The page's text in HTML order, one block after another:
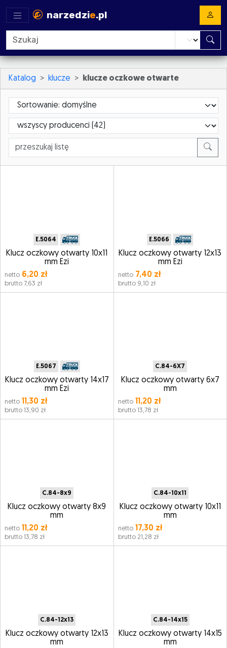
narzedzie.pl
Katalog klucze klucze oczkowe otwarte
Sortowanie
ProducerId
E.5064
Klucz oczkowy otwarty 10x11
mm Ezi
netto 6,20 zł
brutto 7,63 zł
E.5066
Klucz oczkowy otwarty 12x13
mm Ezi
netto7,40 zł
brutto 9,10 zł
E.5067
Klucz oczkowy otwarty 14x17
mm Ezi
netto 11,30 zł
brutto 13,90 zł
C.84-6X7
Klucz oczkowy otwarty 6x7
mm
netto11,20 zł
brutto 13,78 zł
C.84-8x9
Klucz oczkowy otwarty 8x9
mm
netto 11,20 zł
brutto 13,78 zł
C.84-10x11
Klucz oczkowy otwarty 10x11
mm
netto17,30 zł
brutto 21,28 zł
C.84-12x13
Klucz oczkowy otwarty 12x13
mm
C.84-14x15
Klucz oczkowy otwarty 14x15
mm